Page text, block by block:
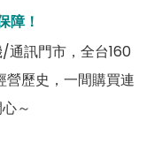
障！
通訊門市，全台160
歷史，一間購買連
～